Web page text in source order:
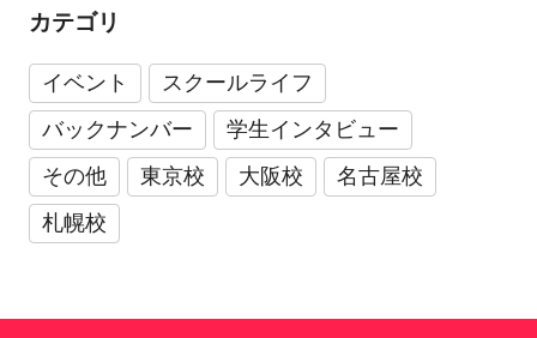
カテゴリ
イベント
スクールライフ
バックナンバー
学生インタビュー
その他
東京校 大阪校
名古屋校
札幌校